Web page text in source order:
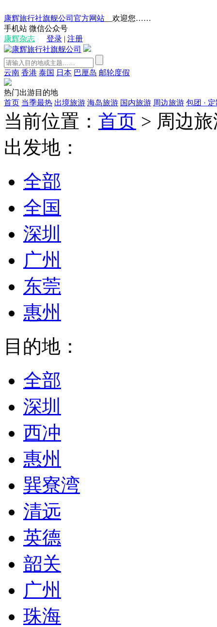
康辉旅行社旗舰公司官方网站 __欢迎您……
手机站 微信公众号
康辉杂志
登录 | 注册
云南 香港 泰国 日本 巴厘岛 邮轮度假
热门出游目的地
首页 当季最热 出境旅游 海岛旅游 国内旅游 周边旅游 包团 ·
当前位置： 首页 > 周边
出发地：
全部
全国
深圳
广州
东莞
惠州
目的地：
全部
深圳
西冲
惠州
巽寮湾
清远
英德
韶关
广州
珠海